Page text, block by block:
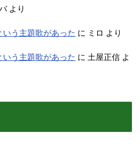
より
いう主題歌があった に ミロ より
いう主題歌があった に 土屋正信 よ